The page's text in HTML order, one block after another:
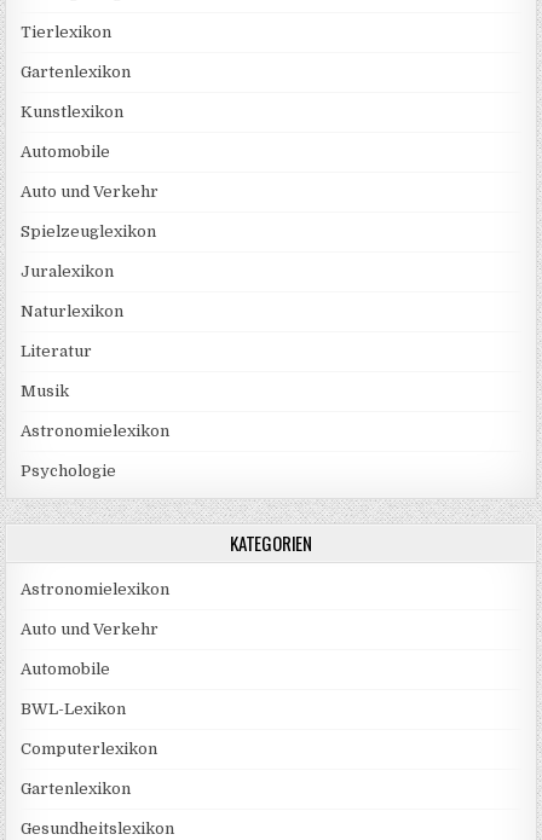
Tierlexikon
Gartenlexikon
Kunstlexikon
Automobile
Auto und Verkehr
Spielzeuglexikon
Juralexikon
Naturlexikon
Literatur
Musik
Astronomielexikon
Psychologie
KATEGORIEN
Astronomielexikon
Auto und Verkehr
Automobile
BWL-Lexikon
Computerlexikon
Gartenlexikon
Gesundheitslexikon